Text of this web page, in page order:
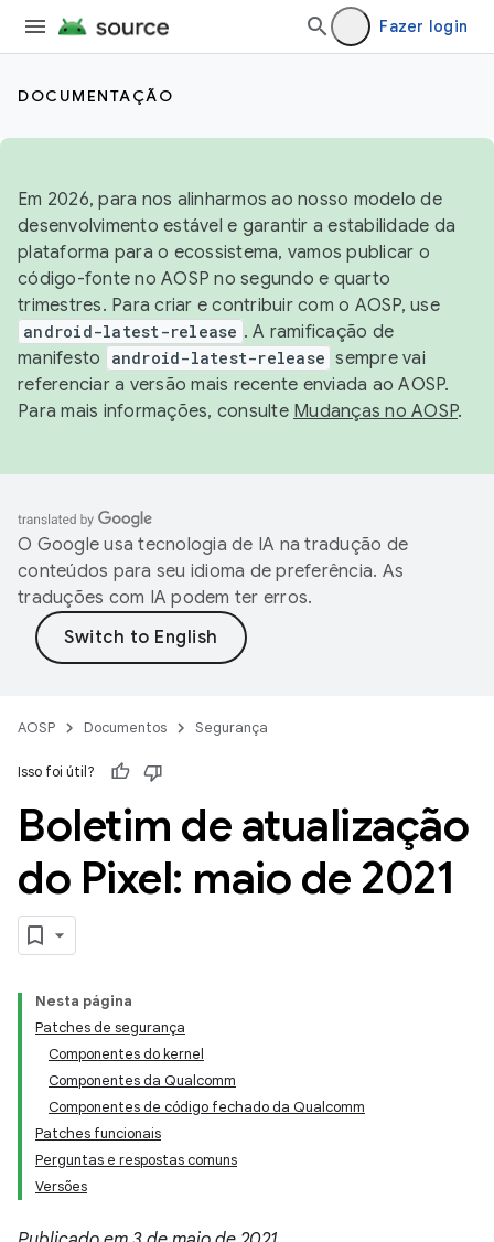
Fazer login
DOCUMENTAÇÃO
Em 2026, para nos alinharmos ao nosso modelo de
desenvolvimento estável e garantir a estabilidade da
plataforma para o ecossistema, vamos publicar o
código-fonte no AOSP no segundo e quarto
trimestres. Para criar e contribuir com o AOSP, use
android-latest-release . A ramificação de
manifesto
android-latest-release sempre vai
referenciar a versão mais recente enviada ao AOSP.
Para mais informações, consulte Mudanças no AOSP.
O Google usa tecnologia de IA na tradução de
conteúdos para seu idioma de preferência. As
traduções com IA podem ter erros.
AOSP Documentos Segurança
Isso foi útil?
Boletim de atualização
do Pixel: maio de 2021
Nesta página
Patches de segurança
Componentes do kernel
Componentes da Qualcomm
Componentes de código fechado da Qualcomm
Patches funcionais
Perguntas e respostas comuns
Versões